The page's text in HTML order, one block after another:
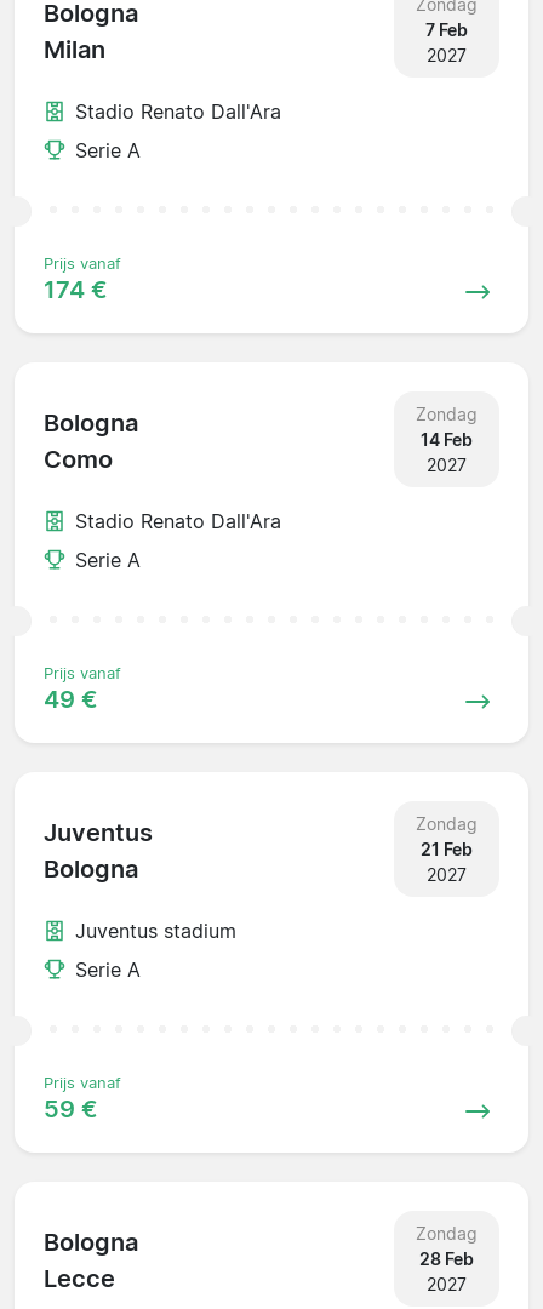
Bologna
Milan
7 Feb
2027
Stadio Renato Dall'Ara
Serie A
Prijs vanaf
174 €
Bologna
Como
Zondag
14 Feb
2027
Stadio Renato Dall'Ara
Serie A
Prijs vanaf
49 €
Juventus
Bologna
Zondag
21 Feb
2027
Juventus stadium
Serie A
Prijs vanaf
59 €
Bologna
Lecce
Zondag
28 Feb
2027